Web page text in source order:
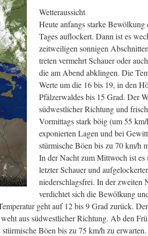
Wetteraussicht
Heute anfangs starke Bewölkung
Tages auflockert. Dann ist es
zeitweiligen sonnigen
treten vermehrt Schauer oder
die am Abend abklingen. Die
Werte um die 16 bis 19, in den
Pfälzerwaldes bis 15 Grad. Der
südwestlicher Richtung und
Vormittags stark böig (um 55
exponierten Lagen und bei
stürmische Böen bis zu 70 km/h
In der Nacht zum Mittwoch ist
letzter Schauer und
niederschlagsfrei. In der zweiten
verdichtet sich die Bewölkung
geht auf 12 bis 9 Grad zurück.
aus südwestlicher Richtung. Ab den
Böen bis zu 75 km/h zu erwarten.